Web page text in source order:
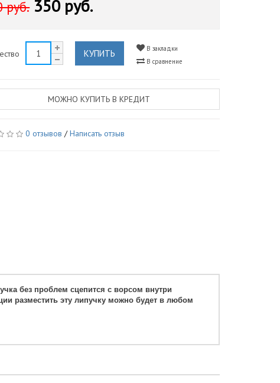
руб. 350 руб.
КУПИТЬ
В закладки
В сравнение
МОЖНО КУПИТЬ В КРЕДИТ
0 отзывов /Написать отзыв
без проблем сцепится с ворсом внутри
разместить эту липучку можно будет в любом